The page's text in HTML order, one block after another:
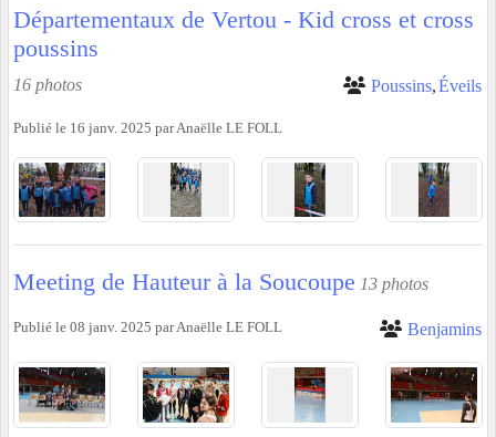
Départementaux de Vertou - Kid cross et cross
poussins
16 photos Poussins Éveils
Publié le 16 janv. 2025 parAnaëlle LE FOLL
Meeting de Hauteur à la Soucoupe 13 photos
Benjamins
Publié le 08 janv. 2025 parAnaëlle LE FOLL